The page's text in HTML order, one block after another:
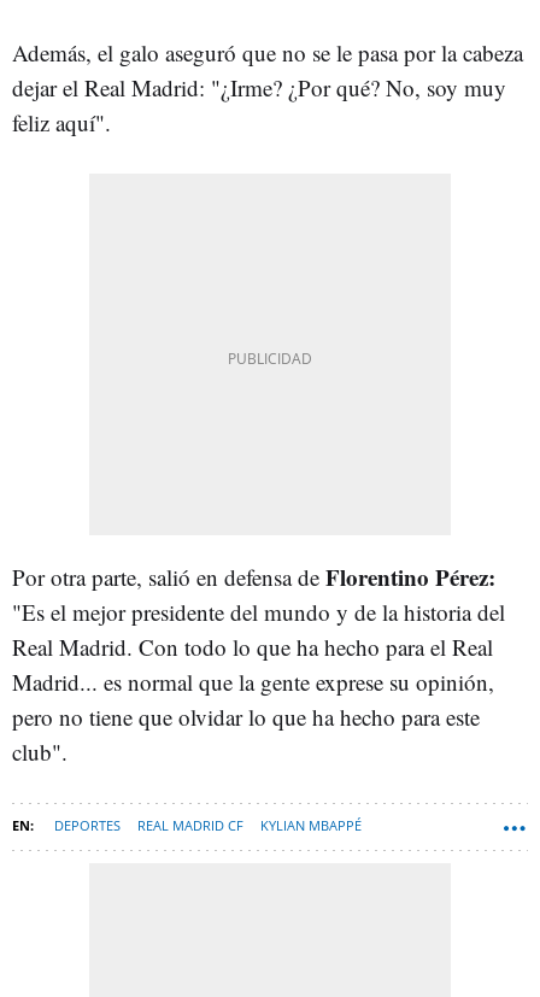
Además, el galo aseguró que no se le pasa por la cabeza
dejar el Real Madrid: "¿Irme? ¿Por qué? No, soy muy
feliz aquí".
Por otra parte, salió en defensa de Florentino Pérez:
"Es el mejor presidente del mundo y de la historia del
Real Madrid. Con todo lo que ha hecho para el Real
Madrid... es normal que la gente exprese su opinión,
pero no tiene que olvidar lo que ha hecho para este
club".
DEPORTES REAL MADRID CF KYLIAN MBAPPÉ